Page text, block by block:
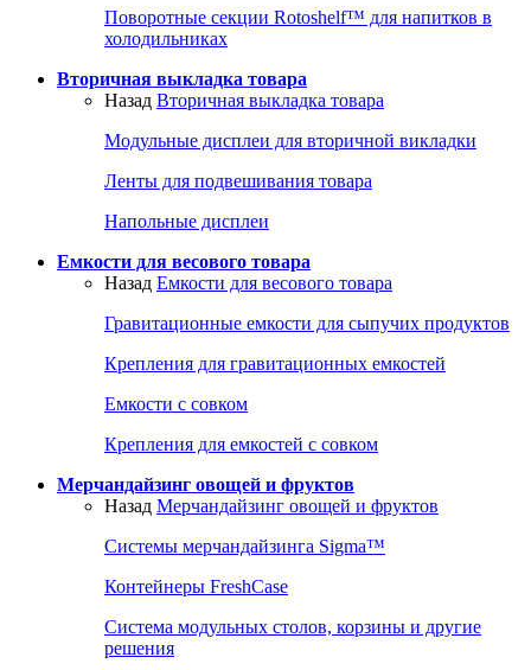
Поворотные секции Rotoshelf™ для напитков в
холодильниках
Вторичная выкладка товара
Назад Вторичная выкладка товара
Модульные дисплеи для вторичной викладки
Ленты для подвешивания товара
Напольные дисплеи
Емкости для весового товара
Назад Емкости для весового товара
Гравитационные емкости для сыпучих продуктов
Крепления для гравитационных емкостей
Емкости с совком
Крепления для емкостей с совком
Мерчандайзинг овощей и фруктов
Назад Мерчандайзинг овощей и фруктов
Системы мерчандайзинга Sigma™
Контейнеры FreshCase
Система модульных столов, корзины и другие
решения